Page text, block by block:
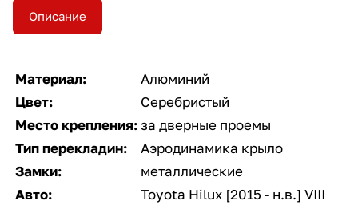
Описание
Материал:
Алюминий
Цвет:
Серебристый
Место крепления:за дверные проемы
Тип перекладин:
Аэродинамика крыло
Замки:
металлические
Авто:
Toyota Hilux [2015 - н.в.] VIII